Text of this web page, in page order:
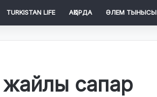
TURKISTAN LIFE АҚОРДА ӘЛЕМ ТЫНЫСЫ
жайлы сапар